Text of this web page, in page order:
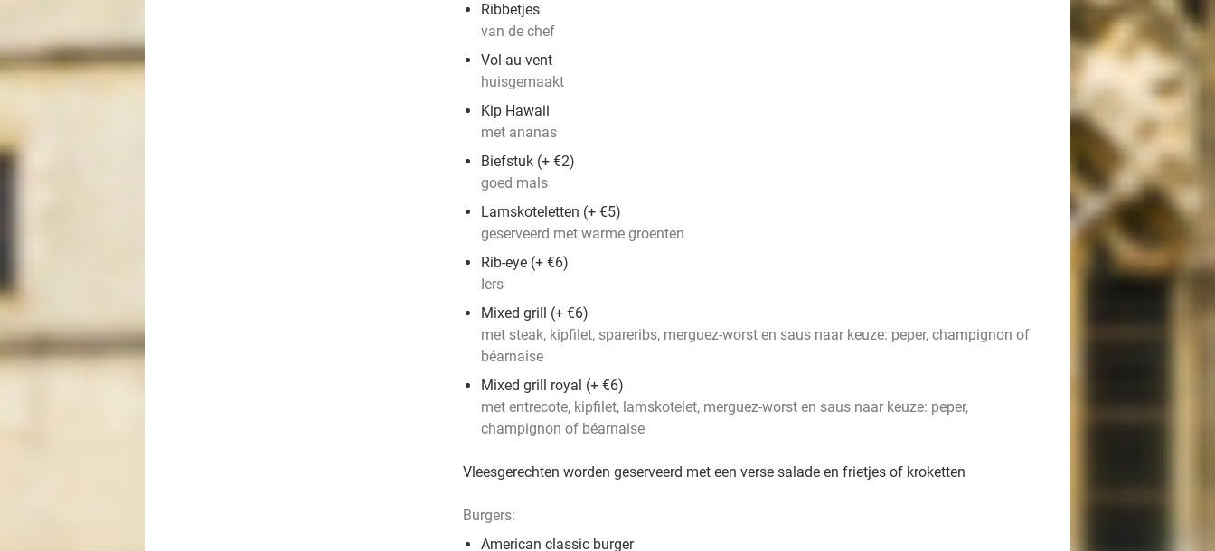
Ribbetjes
van de chef
Vol-au-vent
huisgemaakt
Kip Hawaii
met ananas
Biefstuk (+ €2)
goed mals
Lamskoteletten (+ €5)
geserveerd met warme groenten
Rib-eye (+ €6)
Iers
Mixed grill (+ €6)
met steak, kipfilet, spareribs, merguez-worst en saus naar keuze: peper, champignon of
béarnaise
Mixed grill royal (+ €6)
met entrecote, kipfilet, lamskotelet, merguez-worst en saus naar keuze: peper,
champignon of béarnaise
Vleesgerechten worden geserveerd met een verse salade en frietjes of kroketten
Burgers:
American classic burger